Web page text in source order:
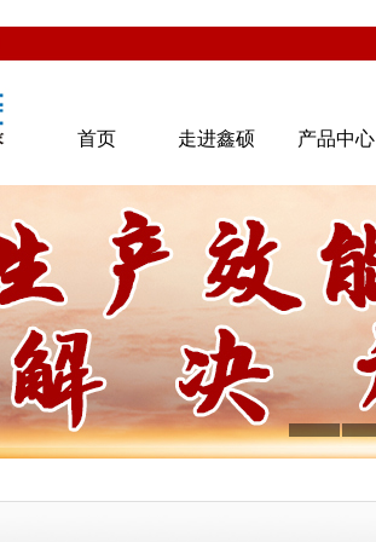
首页 走进鑫硕 产品中心